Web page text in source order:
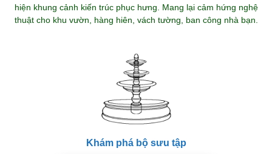
hiện khung cảnh kiến trúc phục hưng. Mang lại cảm hứng nghệ
thuật cho khu vườn, hàng hiên, vách tường, ban công nhà bạn.
Khám phá bộ sưu tập